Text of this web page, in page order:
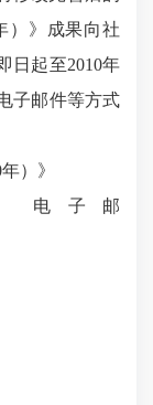
）》成果向社
日起至2010年
子邮件等方式
）》
电子邮